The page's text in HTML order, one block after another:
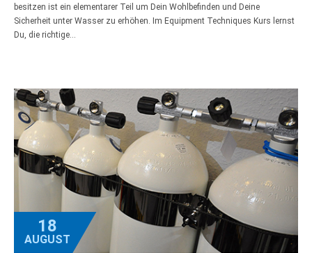
besitzen ist ein elementarer Teil um Dein Wohlbefinden und Deine
Sicherheit unter Wasser zu erhöhen. Im Equipment Techniques Kurs lernst
Du, die richtige…
18
AUGUST